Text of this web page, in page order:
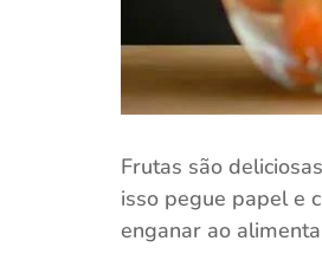
Frutas são
isso pegue papel e
enganar ao